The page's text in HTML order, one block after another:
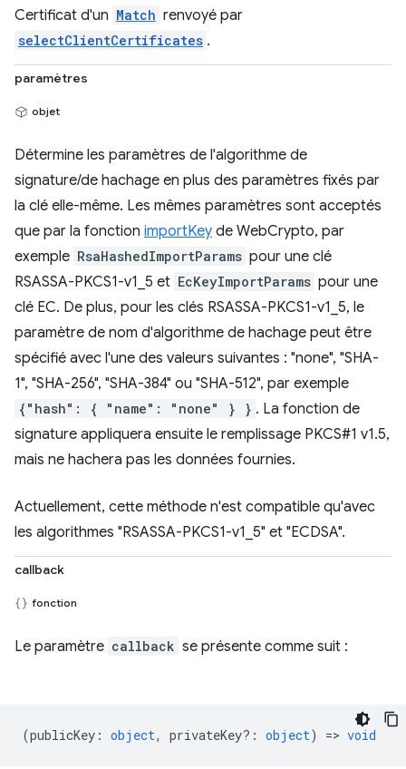
Certificat d'un Match renvoyé par
selectClientCertificates .
paramètres
objet
Détermine les paramètres de l'algorithme de
signature/de hachage en plus des paramètres fixés par
la clé elle-même. Les mêmes paramètres sont acceptés
que par la fonction importKey de WebCrypto, par
exemple RsaHashedImportParams pour une clé
RSASSA-PKCS1-v1_5 et EcKeyImportParams pour une
clé EC. De plus, pour les clés RSASSA-PKCS1-v1_5, le
paramètre de nom d'algorithme de hachage peut être
spécifié avec l'une des valeurs suivantes : "none", "SHA-
1", "SHA-256", "SHA-384" ou "SHA-512", par exemple
{"hash": { "name": "none" } } . La fonction de
signature appliquera ensuite le remplissage PKCS#1 v1.5,
mais ne hachera pas les données fournies.
Actuellement, cette méthode n'est compatible qu'avec
les algorithmes "RSASSA-PKCS1-v1_5" et "ECDSA".
callback
fonction
Le paramètre callback se présente comme suit :
(publicKey : object, privateKey? : object) => void